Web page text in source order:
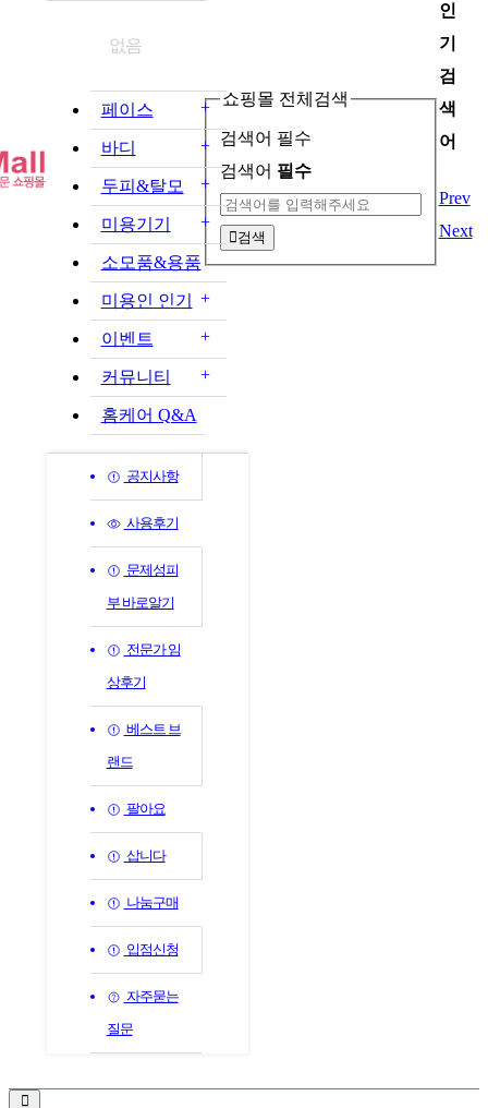
없음
페이스 +
바디 +
두피&탈모 +
미용기기 +
소모품&용품
미용인 인기 +
이벤트 +
커뮤니티 +
홈케어 Q&A
공지사항
사용후기
문제성피
부 바로알기
전문가 임
상후기
베스트 브
랜드
팔아요
삽니다
나눔구매
입점신청
자주묻는
질문
쇼핑몰 전체검색
검색어 필수
검색어 필수
검색
인
기
검
색
어
Prev
Next